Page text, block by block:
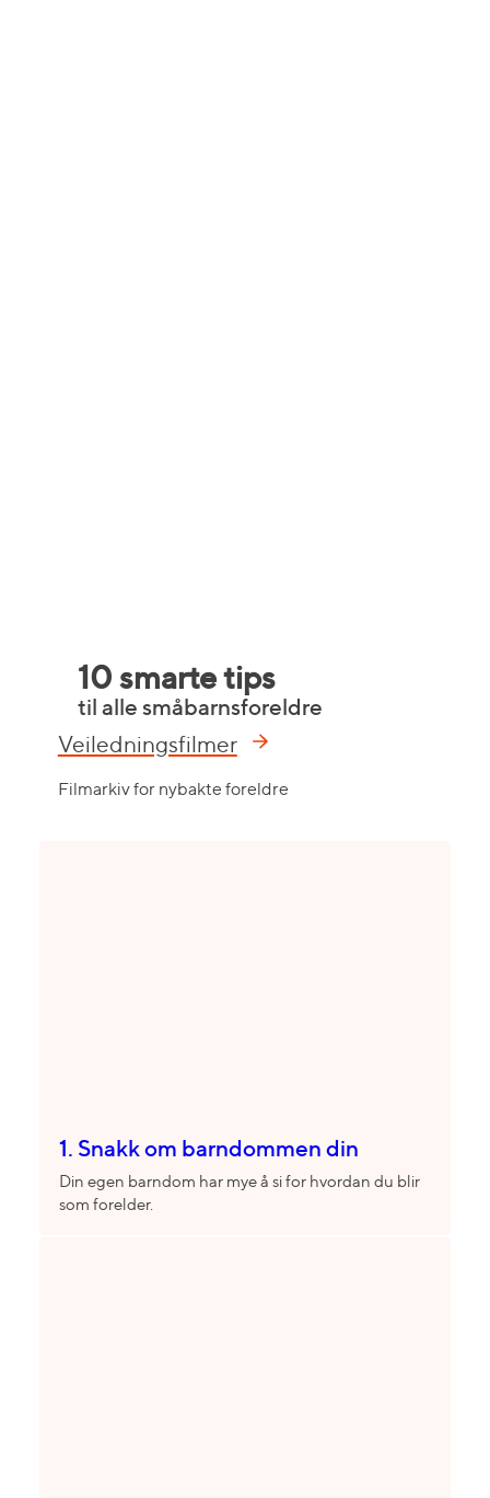
10 smarte tips
til alle småbarnsforeldre
Veiledningsfilmer
Filmarkiv for nybakte foreldre
1. Snakk om barndommen din
Din egen barndom har mye å si for hvordan du blir
som forelder.